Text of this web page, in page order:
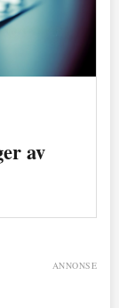
av
ANNONSE